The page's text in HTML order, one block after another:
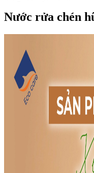
Nước rửa chén